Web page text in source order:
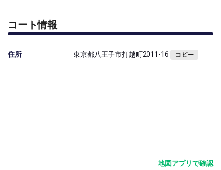
コート情報
住所 東京都八王子市打越町2011-16 コピー
地図アプリで確認